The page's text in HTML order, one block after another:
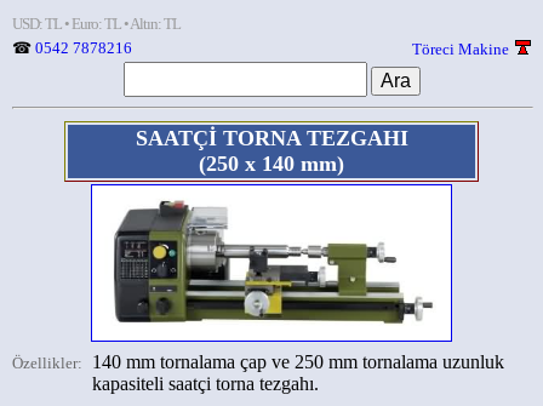
USD: TL • Euro: TL • Altın: TL
☎ 0542 7878216 Töreci Makine
SAATÇİ TORNA TEZGAHI
(250 x 140 mm)
Özellikler:
140 mm tornalama çap ve 250 mm tornalama uzunluk
kapasiteli saatçi torna tezgahı.